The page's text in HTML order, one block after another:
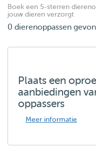
Boek een 5-sterren
jouw dieren verzorgt
0 dierenoppassen
Plaats een
aanbiedingen
oppassers
Meer informatie